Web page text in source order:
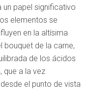
un papel significativo
elementos se
en la altísima
bouquet de la carne,
de los ácidos
que a la vez
el punto de vista